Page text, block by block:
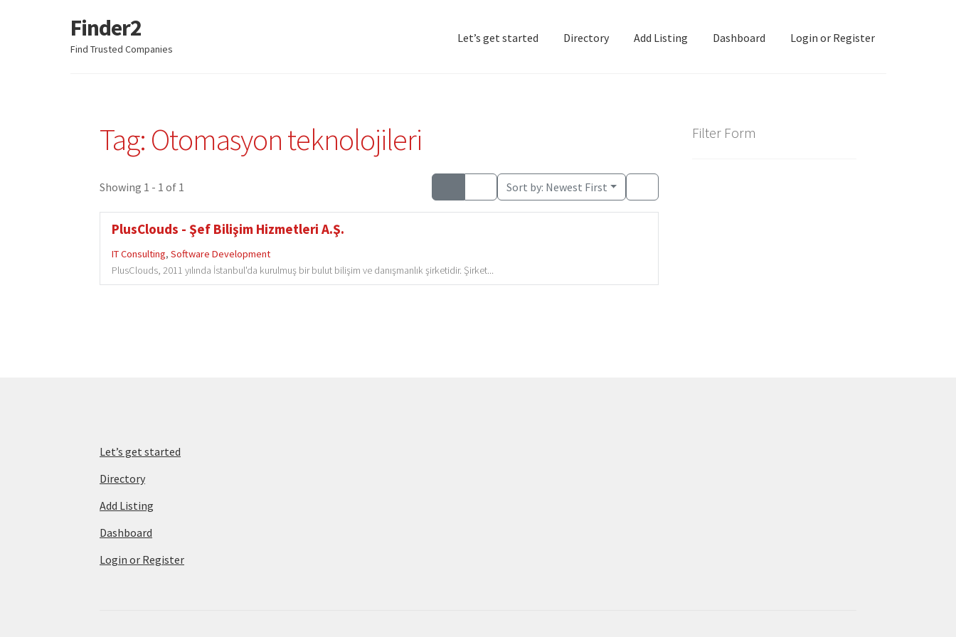
Skip
to
Skip
to
Finder2
Find Trusted Companies
Let’s get started Directory Add Listing Dashboard Login or Register
Tag: Otomasyon teknolojileri
Showing 1 - 1 of 1 Sort by: Newest First
PlusClouds - Şef Bilişim Hizmetleri A.Ş.
IT Consulting,Software Development
PlusClouds, 2011 yılında İstanbul'da kurulmuş bir bulut bilişim ve danışmanlık şirketidir. Şirket...
Filter Form
Let’s get started
Directory
Add Listing
Dashboard
Login or Register